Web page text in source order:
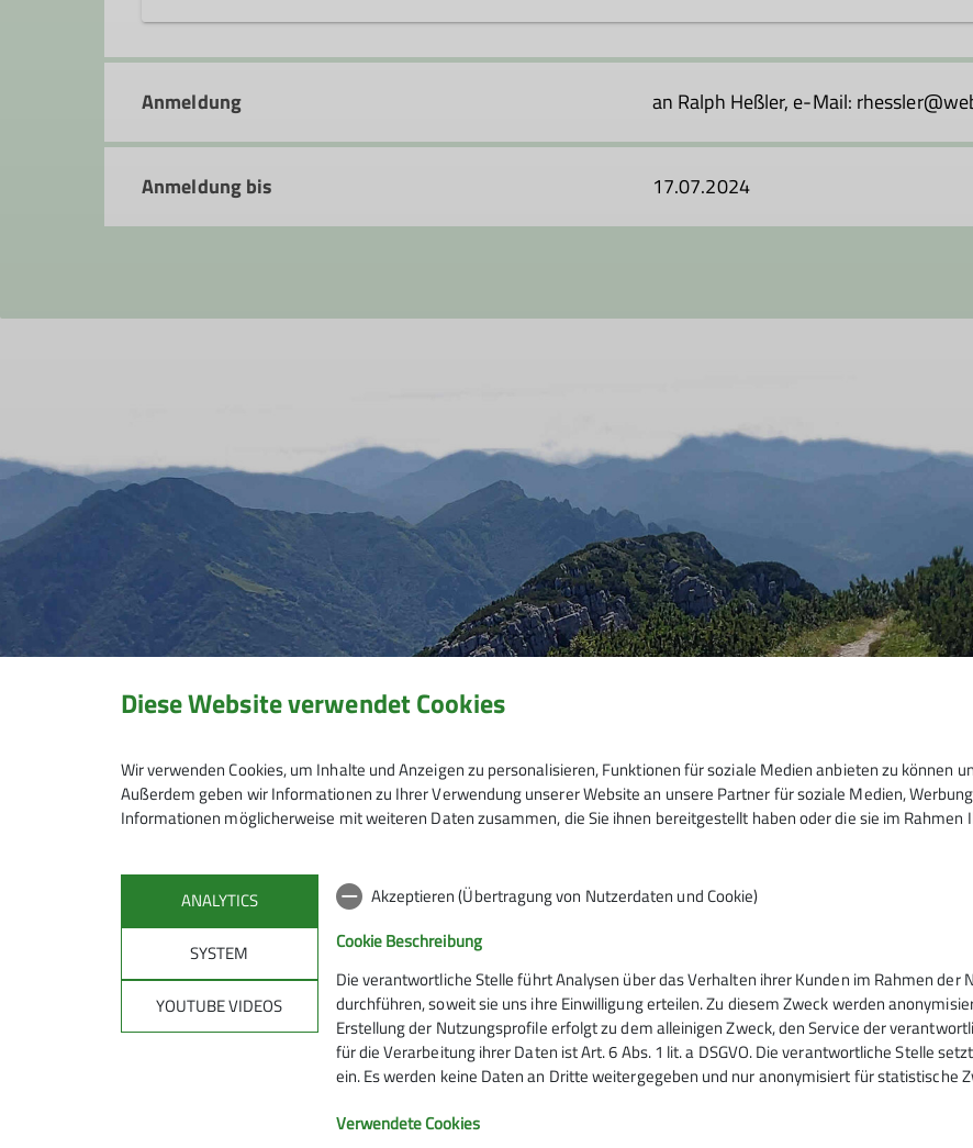
großen Wert darauf, dass für jeden Interessensbereich etwas dabei ist. Es kommt nicht
Anmeldung an Ralph Heßler, e-Mail:
Anmeldung bis 17.07.2024
Mitmachen Klettern
Kletterzentrum
Wasserturm
Service
Kontakt
Mitgliedschaft
Diese Website verwendet Cookies
Wir verwenden Cookies, um Inhalte und Anzeigen zu personalisieren, Funktionen für soziale Medien anbieten zu können
Außerdem geben wir Informationen zu Ihrer Verwendung unserer Website an unsere Partner für soziale Medien,
Informationen möglicherweise mit weiteren Daten zusammen, die Sie ihnen bereitgestellt haben oder die sie im
ANALYTICS
SYSTEM
YOUTUBE VIDEOS
Akzeptieren (Übertragung von Nutzerdaten und Cookie)
Cookie Beschreibung
Die verantwortliche Stelle führt Analysen über das Verhalten ihrer Kunden im Rahmen der
durchführen, soweit sie uns ihre Einwilligung erteilen. Zu diesem Zweck werden
Erstellung der Nutzungsprofile erfolgt zu dem alleinigen Zweck, den Service der
für die Verarbeitung ihrer Daten ist Art. 6 Abs. 1 lit. a DSGVO. Die verantwortliche Stelle
ein. Es werden keine Daten an Dritte weitergegeben und nur anonymisiert für statistische
Verwendete Cookies